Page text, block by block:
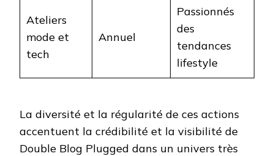
Ateliers
mode et
tech
Annuel
Passionnés
des
tendances
lifestyle
La diversité et la régularité de ces actions
accentuent la crédibilité et la visibilité de
Double Blog Plugged dans un univers très